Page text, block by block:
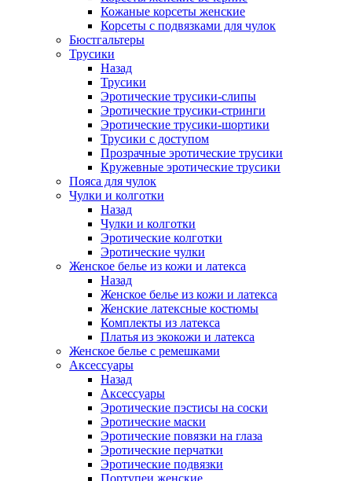
Кожаные корсеты женские
Корсеты с подвязками для чулок
Бюстгальтеры
Трусики
Назад
Трусики
Эротические трусики-слипы
Эротические трусики-стринги
Эротические трусики-шортики
Трусики с доступом
Прозрачные эротические трусики
Кружевные эротические трусики
Пояса для чулок
Чулки и колготки
Назад
Чулки и колготки
Эротические колготки
Эротические чулки
Женское белье из кожи и латекса
Назад
Женское белье из кожи и латекса
Женские латексные костюмы
Комплекты из латекса
Платья из экокожи и латекса
Женское белье с ремешками
Аксессуары
Назад
Аксессуары
Эротические пэстисы на соски
Эротические маски
Эротические повязки на глаза
Эротические перчатки
Эротические подвязки
Портупеи женские